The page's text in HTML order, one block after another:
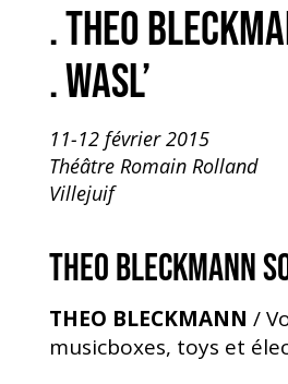
. THEO
. WASL’
11-12 février 2015
Théâtre Romain Rolland
Villejuif
THEO BLECKMANN
THEO BLECKMANN /
musicboxes, toys et